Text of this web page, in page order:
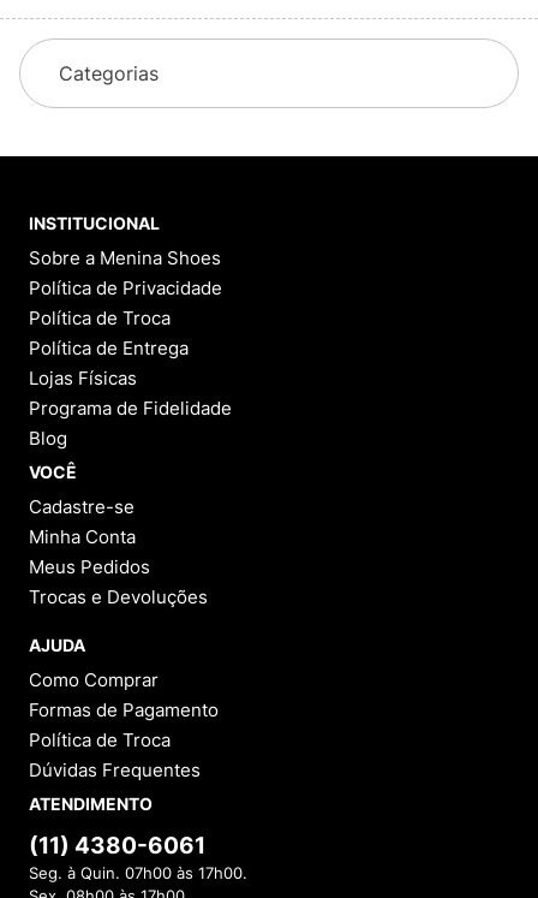
Categorias
INSTITUCIONAL
Sobre a Menina Shoes
Política de Privacidade
Política de Troca
Política de Entrega
Lojas Físicas
Programa de Fidelidade
Blog
VOCÊ
Cadastre-se
Minha Conta
Meus Pedidos
Trocas e Devoluções
AJUDA
Como Comprar
Formas de Pagamento
Política de Troca
Dúvidas Frequentes
ATENDIMENTO
(11) 4380-6061
Seg. à Quin. 07h00 às 17h00.